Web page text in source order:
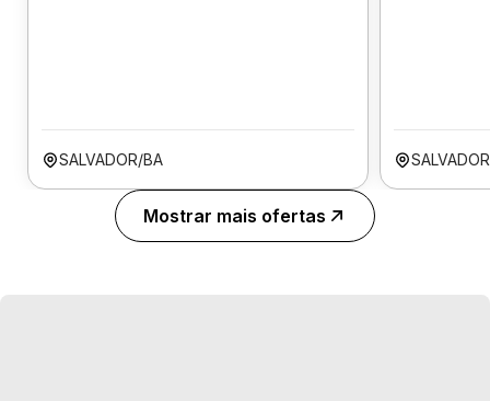
SALVADOR/BA
Mostrar mais ofertas